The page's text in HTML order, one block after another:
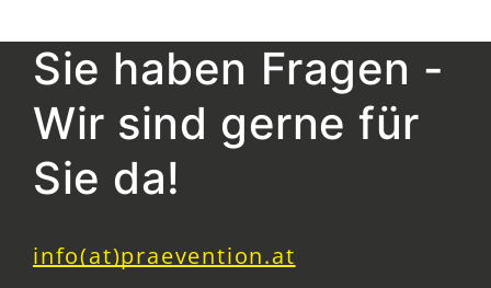
Sie haben Fragen -
Wir sind gerne für
Sie da!
info(at)praevention.at